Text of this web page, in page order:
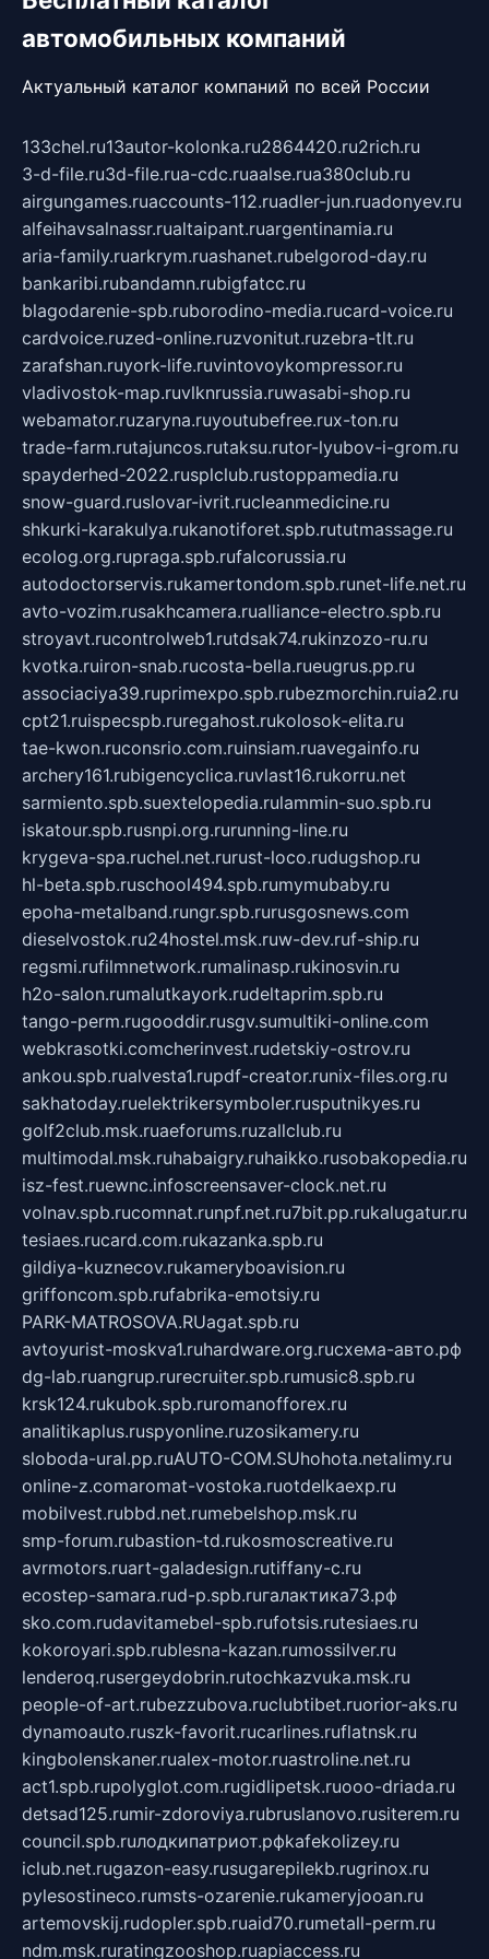
автомобильных компаний
Актуальный каталог компаний по всей России
133chel.ru13autor-kolonka.ru2864420.ru2rich.ru
3-d-file.ru3d-file.rua-cdc.ruaalse.rua380club.ru
airgungames.ruaccounts-112.ruadler-jun.ruadonyev.ru
alfeihavsalnassr.rualtaipant.ruargentinamia.ru
aria-family.ruarkrym.ruashanet.rubelgorod-day.ru
bankaribi.rubandamn.rubigfatcc.ru
blagodarenie-spb.ruborodino-media.rucard-voice.ru
cardvoice.ruzed-online.ruzvonitut.ruzebra-tlt.ru
zarafshan.ruyork-life.ruvintovoykompressor.ru
vladivostok-map.ruvlknrussia.ruwasabi-shop.ru
webamator.ruzaryna.ruyoutubefree.rux-ton.ru
trade-farm.rutajuncos.rutaksu.rutor-lyubov-i-grom.ru
spayderhed-2022.rusplclub.rustoppamedia.ru
snow-guard.ruslovar-ivrit.rucleanmedicine.ru
shkurki-karakulya.rukanotiforet.spb.rututmassage.ru
ecolog.org.rupraga.spb.rufalcorussia.ru
autodoctorservis.rukamertondom.spb.runet-life.net.ru
avto-vozim.rusakhcamera.rualliance-electro.spb.ru
stroyavt.rucontrolweb1.rutdsak74.rukinzozo-ru.ru
kvotka.ruiron-snab.rucosta-bella.rueugrus.pp.ru
associaciya39.ruprimexpo.spb.rubezmorchin.ruia2.ru
cpt21.ruispecspb.ruregahost.rukolosok-elita.ru
tae-kwon.ruconsrio.com.ruinsiam.ruavegainfo.ru
archery161.rubigencyclica.ruvlast16.rukorru.net
sarmiento.spb.suextelopedia.rulammin-suo.spb.ru
iskatour.spb.rusnpi.org.rurunning-line.ru
krygeva-spa.ruchel.net.rurust-loco.rudugshop.ru
hl-beta.spb.ruschool494.spb.rumymubaby.ru
epoha-metalband.rungr.spb.rurusgosnews.com
dieselvostok.ru24hostel.msk.ruw-dev.ruf-ship.ru
regsmi.rufilmnetwork.rumalinasp.rukinosvin.ru
h2o-salon.rumalutkayork.rudeltaprim.spb.ru
tango-perm.rugooddir.rusgv.sumultiki-online.com
webkrasotki.comcherinvest.rudetskiy-ostrov.ru
ankou.spb.rualvesta1.rupdf-creator.runix-files.org.ru
sakhatoday.ruelektrikersymboler.rusputnikyes.ru
golf2club.msk.ruaeforums.ruzallclub.ru
multimodal.msk.ruhabaigry.ruhaikko.rusobakopedia.ru
isz-fest.ruewnc.infoscreensaver-clock.net.ru
volnav.spb.rucomnat.runpf.net.ru7bit.pp.rukalugatur.ru
tesiaes.rucard.com.rukazanka.spb.ru
gildiya-kuznecov.rukameryboavision.ru
griffoncom.spb.rufabrika-emotsiy.ru
PARK-MATROSOVA.RUagat.spb.ru
avtoyurist-moskva1.ruhardware.org.ruсхема-авто.рф
dg-lab.ruangrup.rurecruiter.spb.rumusic8.spb.ru
krsk124.rukubok.spb.ruromanofforex.ru
analitikaplus.ruspyonline.ruzosikamery.ru
sloboda-ural.pp.ruAUTO-COM.SUhohota.netalimy.ru
online-z.comaromat-vostoka.ruotdelkaexp.ru
mobilvest.rubbd.net.rumebelshop.msk.ru
smp-forum.rubastion-td.rukosmoscreative.ru
avrmotors.ruart-galadesign.rutiffany-c.ru
ecostep-samara.rud-p.spb.ruгалактика73.рф
sko.com.rudavitamebel-spb.rufotsis.rutesiaes.ru
kokoroyari.spb.rublesna-kazan.rumossilver.ru
lenderoq.rusergeydobrin.rutochkazvuka.msk.ru
people-of-art.rubezzubova.ruclubtibet.ruorior-aks.ru
dynamoauto.ruszk-favorit.rucarlines.ruflatnsk.ru
kingbolenskaner.rualex-motor.ruastroline.net.ru
act1.spb.rupolyglot.com.rugidlipetsk.ruooo-driada.ru
detsad125.rumir-zdoroviya.rubruslanovo.rusiterem.ru
council.spb.ruлодкипатриот.рфkafekolizey.ru
iclub.net.rugazon-easy.rusugarepilekb.rugrinox.ru
pylesostineco.rumsts-ozarenie.rukameryjooan.ru
artemovskij.rudopler.spb.ruaid70.rumetall-perm.ru
ndm.msk.ruratingzooshop.ruapiaccess.ru